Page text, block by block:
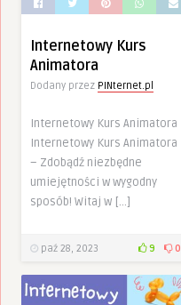
Internetowy Kurs
Animatora
Dodany przez PINternet.pl
Internetowy Kurs Animatora
Internetowy Kurs Animatora
– Zdobądź niezbędne
umiejętności w wygodny
sposób! Witaj w […]
paź 28, 2023 9 0